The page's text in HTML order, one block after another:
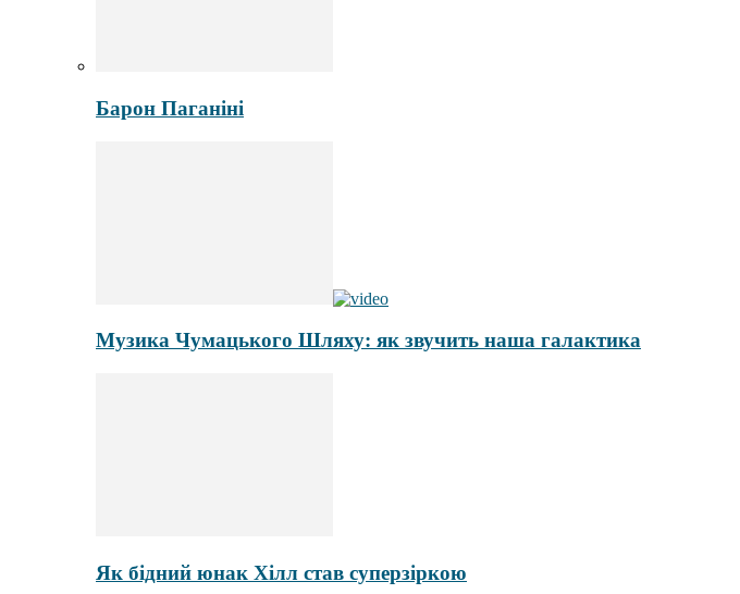
Барон Паганіні
Музика Чумацького Шляху: як звучить наша галактика
Як бідний юнак Хілл став суперзіркою